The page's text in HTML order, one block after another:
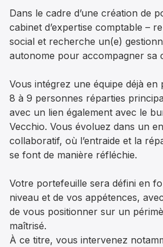
Dans le cadre d’une création de
cabinet d’expertise comptable –
social et recherche un(e)
autonome pour accompagner sa
Vous intégrez une équipe déjà en
8 à 9 personnes réparties
avec un lien également avec le
Vecchio. Vous évoluez dans un
collaboratif, où l’entraide et la
se font de manière réfléchie.
Votre portefeuille sera défini en
niveau et de vos appétences,
de vous positionner sur un
maîtrisé.
À ce titre, vous intervenez